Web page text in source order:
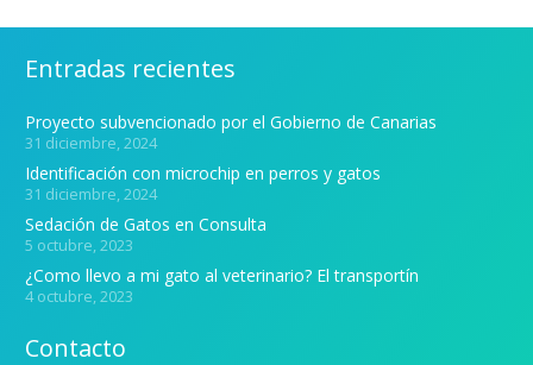
Entradas recientes
Proyecto subvencionado por el Gobierno de Canarias
31 diciembre, 2024
Identificación con microchip en perros y gatos
31 diciembre, 2024
Sedación de Gatos en Consulta
5 octubre, 2023
¿Como llevo a mi gato al veterinario? El transportín
4 octubre, 2023
Contacto